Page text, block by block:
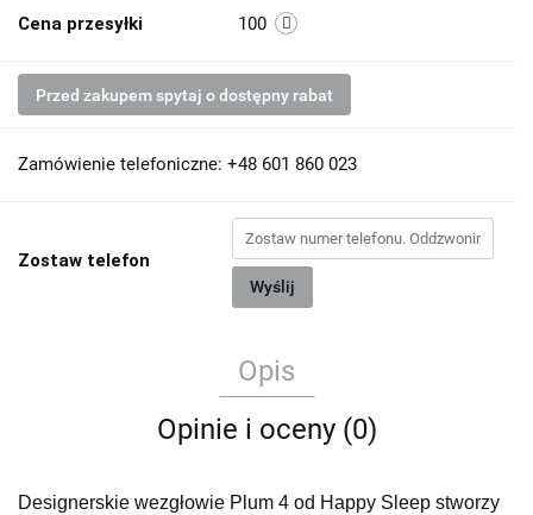
Cena przesyłki 100
Przed zakupem spytaj o dostępny rabat
Zamówienie telefoniczne: +48 601 860 023
Zostaw telefon
Wyślij
Opis
Opinie i oceny (0)
Designerskie wezgłowie Plum 4 od Happy Sleep stworzy